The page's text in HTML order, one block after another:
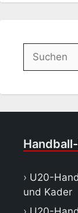
U20-
und Kader